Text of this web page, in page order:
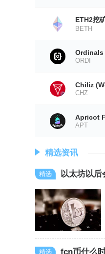
ETH2挖
BETH
Ordinals
ORDI
CHZ
APT
精选资讯
以太坊以后
fcn币什么